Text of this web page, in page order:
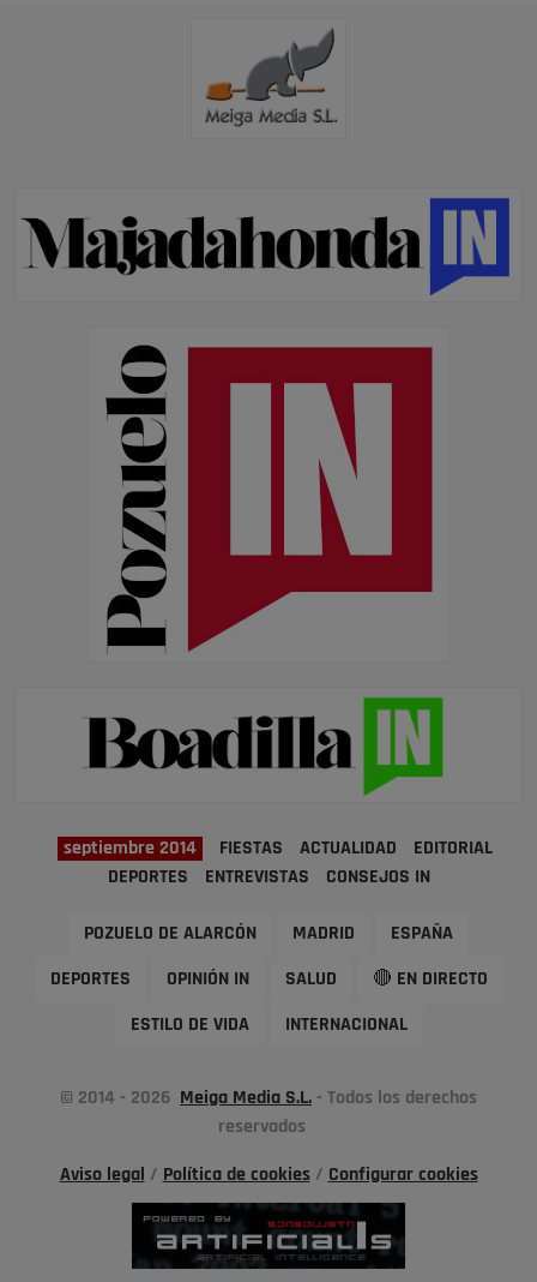
septiembre 2014 FIESTAS ACTUALIDAD
EDITORIAL
DEPORTES
ENTREVISTAS CONSEJOS IN
POZUELO DE ALARCÓN MADRID ESPAÑA
DEPORTES OPINIÓN IN SALUD 🔴 EN DIRECTO
ESTILO DE VIDA INTERNACIONAL
© 2014 - 2026 Meiga Media S.L. - Todos los derechos
reservados
Aviso legal / Política de cookies/ Configurar cookies